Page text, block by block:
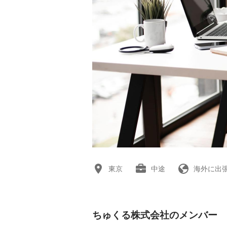
東京 中途 海外に出
ちゅくる株式会社のメンバー